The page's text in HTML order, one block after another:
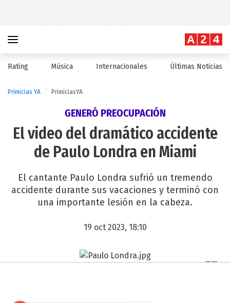
Rating Música Internacionales Últimas Noticias
Primicias YA PrimiciasYA
GENERÓ PREOCUPACIÓN
El video del dramático accidente
de Paulo Londra en Miami
El cantante Paulo Londra sufrió un tremendo
accidente durante sus vacaciones y terminó con
una importante lesión en la cabeza.
19 oct 2023, 18:10